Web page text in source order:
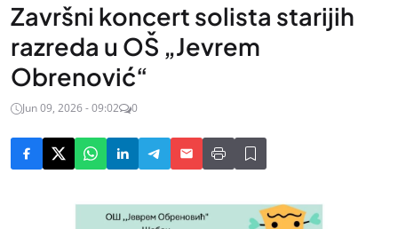
Završni koncert solista starijih
razreda u OŠ „Jevrem
Obrenović“
Jun 09, 2026 - 09:02 0